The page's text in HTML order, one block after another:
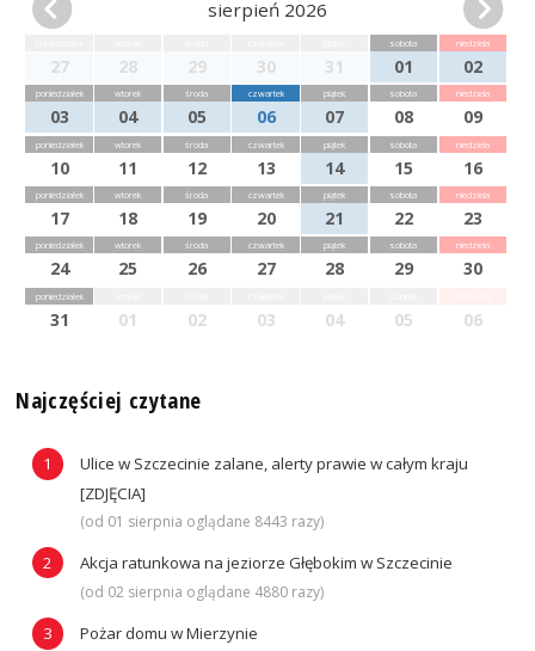
sierpień 2026
27 28 29 30 31
sobota
01
niedziela
02
poniedziałek
03
wtorek
04
środa
05
czwartek
06
piątek
07
sobota
08
niedziela
09
poniedziałek
10
wtorek
11
środa
12
czwartek
13
piątek
14
sobota
15
niedziela
16
poniedziałek
17
wtorek
18
środa
19
czwartek
20
piątek
21
sobota
22
niedziela
23
poniedziałek
24
wtorek
25
środa
26
czwartek
27
piątek
28
sobota
29
niedziela
30
poniedziałek
31 01 02 03 04 05 06
Najczęściej czytane
Ulice w Szczecinie zalane, alerty prawie w całym kraju
[ZDJĘCIA]
(od 01 sierpnia oglądane 8443 razy)
Akcja ratunkowa na jeziorze Głębokim w Szczecinie
(od 02 sierpnia oglądane 4880 razy)
Pożar domu w Mierzynie